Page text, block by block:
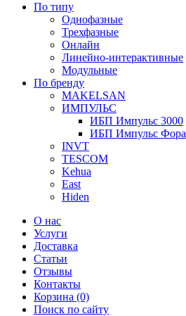
По типу
Однофазные
Трехфазные
Онлайн
Линейно-интерактивные
Модульные
По бренду
MAKELSAN
ИМПУЛЬС
ИБП Импульс 3000
ИБП Импульс Фора
INVT
TESCOM
Kehua
East
Hiden
О нас
Услуги
Доставка
Статьи
Отзывы
Контакты
Корзина (0)
Поиск по сайту